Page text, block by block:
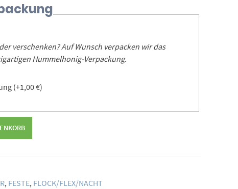
verschenken? Auf Wunsch verpacken wir das
Hummelhonig-Verpackung.
(+1,00€)
, FESTE, FLOCK/FLEX/NACHT